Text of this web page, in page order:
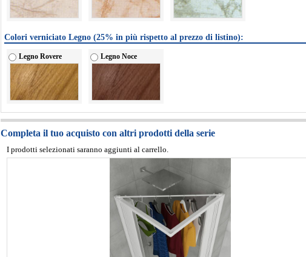
Colori verniciato Legno (25% in più rispetto al prezzo di listino):
Legno Rovere Legno Noce
Completa il tuo acquisto con altri prodotti della serie
I prodotti selezionati saranno aggiunti al carrello.